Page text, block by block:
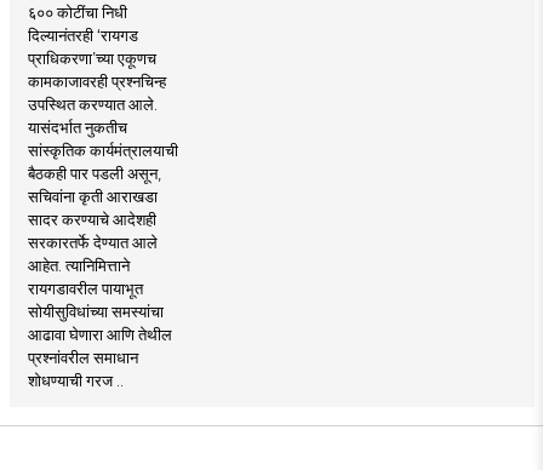
६०० कोटींचा निधी
दिल्यानंतरही ‘रायगड
प्राधिकरणा’च्या एकूणच
कामकाजावरही प्रश्नचिन्ह
उपस्थित करण्यात आले.
यासंदर्भात नुकतीच
सांस्कृतिक कार्यमंत्रालयाची
बैठकही पार पडली असून,
सचिवांना कृती आराखडा
सादर करण्याचे आदेशही
सरकारतर्फे देण्यात आले
आहेत. त्यानिमित्ताने
रायगडावरील पायाभूत
सोयीसुविधांच्या समस्यांचा
आढावा घेणारा आणि तेथील
प्रश्नांवरील समाधान
शोधण्याची गरज ..